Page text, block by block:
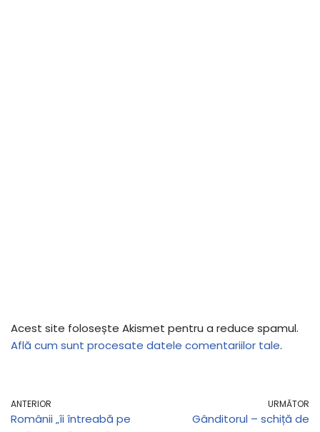
Acest site folosește Akismet pentru a reduce spamul.
Află cum sunt procesate datele comentariilor tale.
ANTERIOR
Românii „îi întreabă pe
URMĂTOR
Gânditorul – schiță de